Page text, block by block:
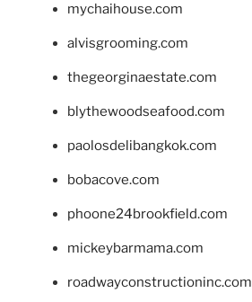
mychaihouse.com
alvisgrooming.com
thegeorginaestate.com
blythewoodseafood.com
paolosdelibangkok.com
bobacove.com
phoone24brookfield.com
mickeybarmama.com
roadwayconstructioninc.com